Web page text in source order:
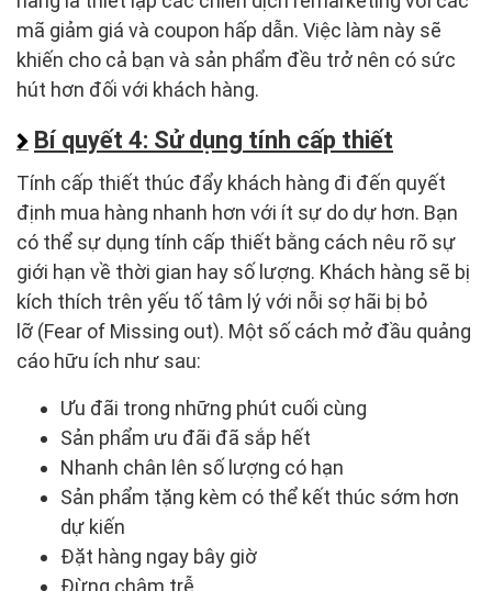
mã giảm giá và coupon hấp dẫn. Việc làm này sẽ
khiến cho cả bạn và sản phẩm đều trở nên có sức
hút hơn đối với khách hàng.
Bí quyết 4: Sử dụng tính cấp thiết
Tính cấp thiết thúc đẩy khách hàng đi đến quyết
định mua hàng nhanh hơn với ít sự do dự hơn. Bạn
có thể sự dụng tính cấp thiết bằng cách nêu rõ sự
giới hạn về thời gian hay số lượng. Khách hàng sẽ bị
kích thích trên yếu tố tâm lý với nỗi sợ hãi bị bỏ
lỡ (Fear of Missing out). Một số cách mở đầu quảng
cáo hữu ích như sau:
Ưu đãi trong những phút cuối cùng
Sản phẩm ưu đãi đã sắp hết
Nhanh chân lên số lượng có hạn
Sản phẩm tặng kèm có thể kết thúc sớm hơn
dự kiến
Đặt hàng ngay bây giờ